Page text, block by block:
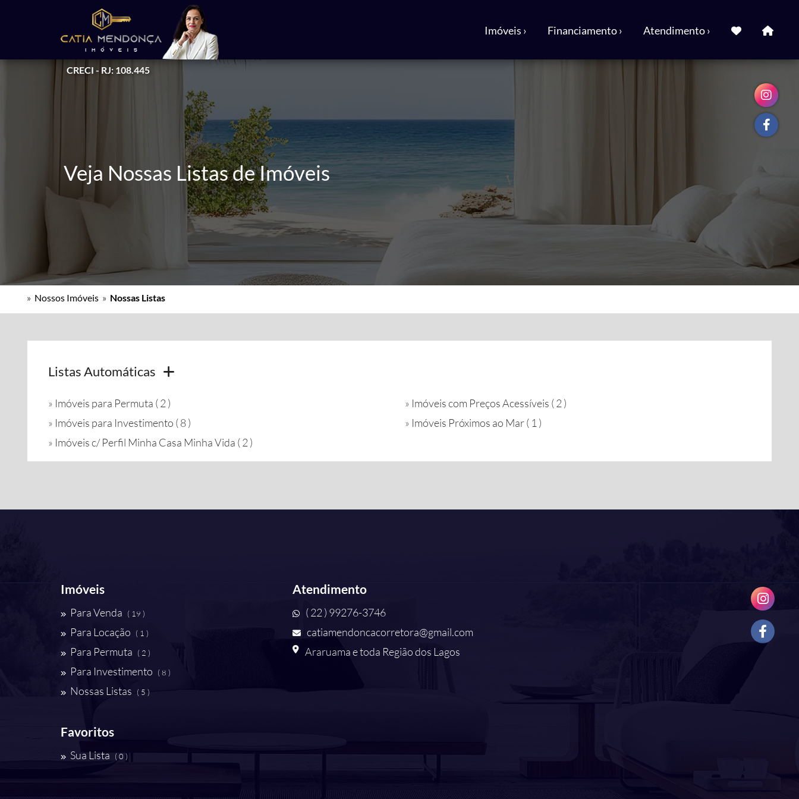
CRECI - RJ: 108.445
Imóveis › Financiamento › Atendimento ›
Veja Nossas Listas de Imóveis
» Nossos Imóveis » Nossas Listas
Listas Automáticas
» Imóveis para Permuta ( 2 )
» Imóveis para Investimento ( 8 )
» Imóveis c/ Perfil Minha Casa Minha Vida ( 2 )
» Imóveis com Preços Acessíveis ( 2 )
» Imóveis Próximos ao Mar ( 1 )
Imóveis
Para Venda ( 19 )
Para Locação ( 1 )
Para Permuta ( 2 )
Para Investimento ( 8 )
Nossas Listas ( 5 )
Favoritos
Sua Lista ( 0 )
Atendimento
( 22 ) 99276-3746
catiamendoncacorretora@gmail.com
Araruama e toda Região dos Lagos